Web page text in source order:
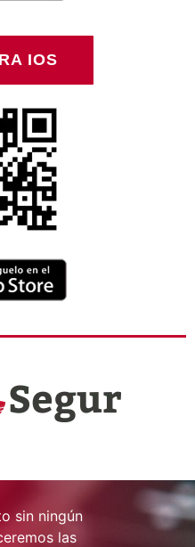
IOS
sin ningún
las